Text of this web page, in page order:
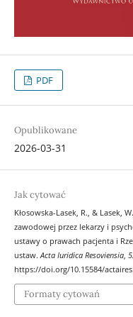
PDF
Opublikowane
2026-03-31
Jak cytować
Kłosowska-Lasek, R., & Lasek,
zawodowej przez lekarzy i
ustawy o prawach pacjenta i
ustaw.Acta Iuridica Resoviensia,
https://doi.org/10.15584/
Formaty cytowań